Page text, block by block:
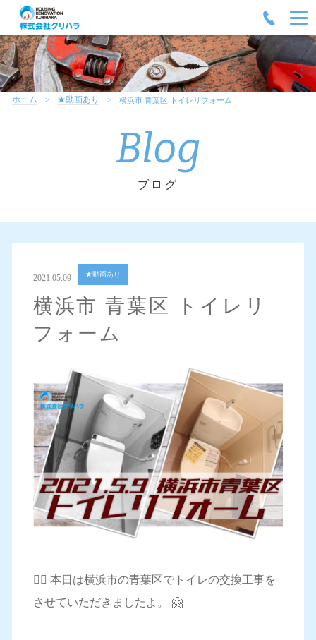
ホーム ★動画あり 横浜市 青葉区 トイレリフォーム
Blog
ブログ
2021.05.09 ★動画あり
横浜市 青葉区 トイレリ
フォーム
💁‍♀️ 本日は横浜市の青葉区でトイレの交換工事を
させていただきましたよ。 🤗